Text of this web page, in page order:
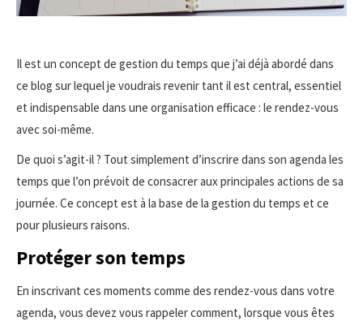
Il est un concept de gestion du temps que j’ai déjà abordé dans
ce blog sur lequel je voudrais revenir tant il est central, essentiel
et indispensable dans une organisation efficace : le rendez-vous
avec soi-même.
De quoi s’agit-il ? Tout simplement d’inscrire dans son agenda les
temps que l’on prévoit de consacrer aux principales actions de sa
journée. Ce concept est à la base de la gestion du temps et ce
pour plusieurs raisons.
Protéger son temps
En inscrivant ces moments comme des rendez-vous dans votre
agenda, vous devez vous rappeler comment, lorsque vous êtes